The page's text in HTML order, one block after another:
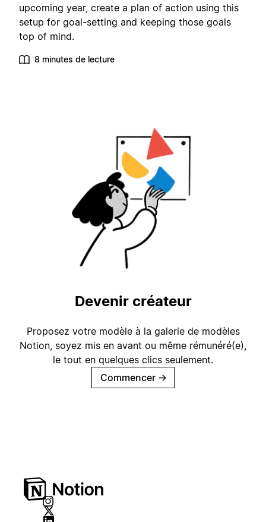
upcoming year, create a plan of action using this
setup for goal-setting and keeping those goals
top of mind.
8 minutes de lecture
Devenir créateur
Proposez votre modèle à la galerie de modèles
Notion, soyez mis en avant ou même rémunéré(e),
le tout en quelques clics seulement.
Commencer →